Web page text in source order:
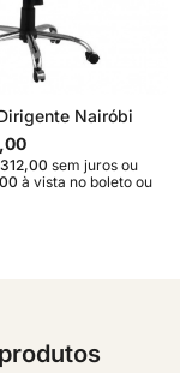
Nairóbi
sem juros ou
à vista no boleto ou